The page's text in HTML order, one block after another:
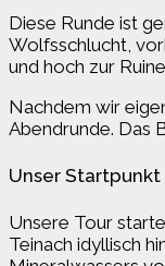
Diese Runde ist
Wolfsschlucht,
und hoch zur
Nachdem wir
Abendrunde. Das
Unser Startpunkt
Unsere Tour
Teinach idyllisch